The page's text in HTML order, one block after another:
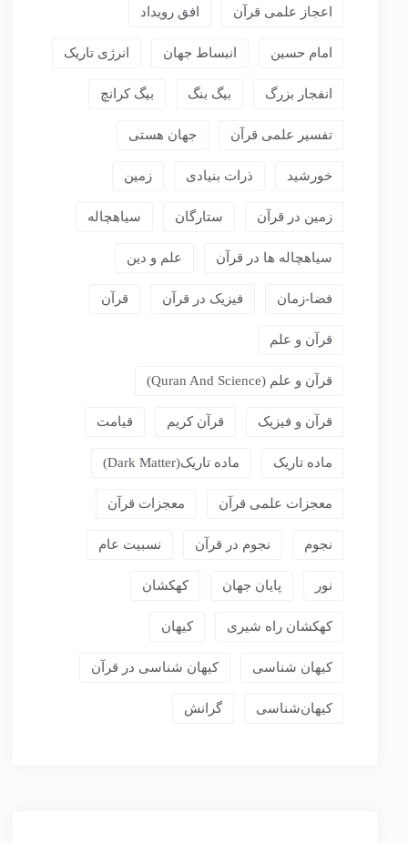
اعجاز علمی قرآن افق رویداد
امام حسین انبساط جهان انرژی تاریک
انفجار بزرگ بیگ بنگ بیگ کرانچ
تفسیر علمی قرآن جهان هستی
خورشید ذرات بنیادی زمین
زمین در قرآن ستارگان سیاهچاله
سیاهچاله ها در قرآن علم و دین
فضا-زمان فیزیک در قرآن قرآن
قرآن و علم
قرآن و علم (Quran And Science)
قرآن و فیزیک قرآن کریم قیامت
ماده تاریک ماده تاریک(dark Matter)
معجزات علمی قرآن معجزات قرآن
نجوم نجوم در قرآن نسبیت عام
نور پایان جهان کهکشان
کهکشان راه شیری کیهان
کیهان شناسی کیهان شناسی در قرآن
کیهان‌شناسی گرانش